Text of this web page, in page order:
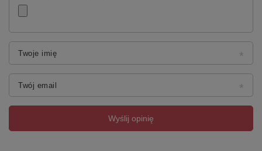
Twoje imię
Twój email
Wyślij opinię